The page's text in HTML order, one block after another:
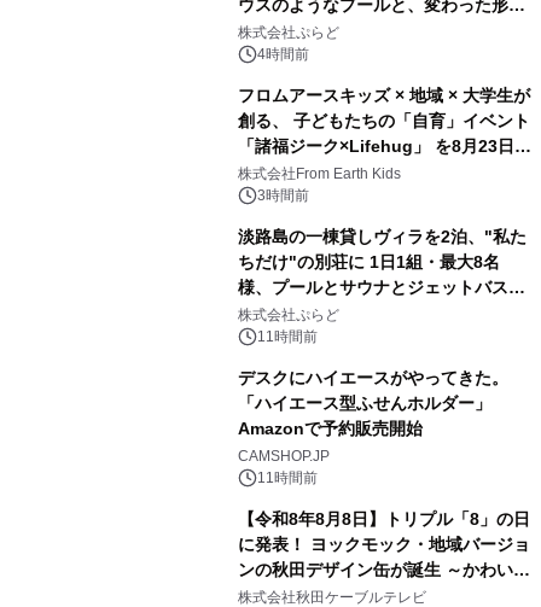
ウスのようなプールと、変わった形の
サウナも 「THE BOXY AWAJI」のお
得な素泊まり連泊プランで
株式会社ぷらど
4時間前
フロムアースキッズ × 地域 × 大学生が
創る、 子どもたちの「自育」イベント
「諸福ジーク×Lifehug」 を8月23日
(日)開催
株式会社From Earth Kids
3時間前
淡路島の一棟貸しヴィラを2泊、"私た
ちだけ"の別荘に 1日1組・最大8名
様、プールとサウナとジェットバス付
きで Villa Mon Temps AWAJIの連泊
素泊りプラン
株式会社ぷらど
11時間前
デスクにハイエースがやってきた。
「ハイエース型ふせんホルダー」
Amazonで予約販売開始
CAMSHOP.JP
11時間前
【令和8年8月8日】トリプル「8」の日
に発表！ ヨックモック・地域バージョ
ンの秋田デザイン缶が誕生 ～かわいい
秋田犬の子犬と秋田の四季と名所を巡
株式会社秋田ケーブルテレビ